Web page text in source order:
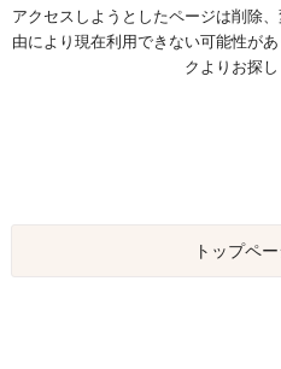
アクセスしようとしたページは削除
由により現在利用できない可能性が
クよりお探し
トップペ